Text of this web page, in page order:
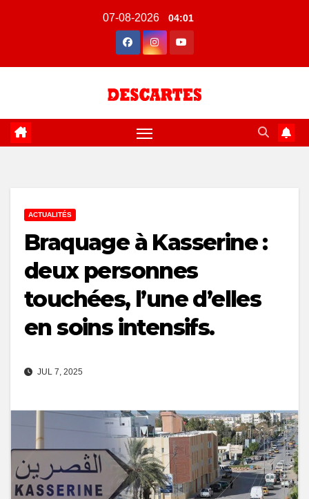
07-08-2026 04:01
ACTUALITÉS
Braquage à Kasserine :
deux personnes
touchées, l’une d’elles
en soins intensifs.
JUL 7, 2025